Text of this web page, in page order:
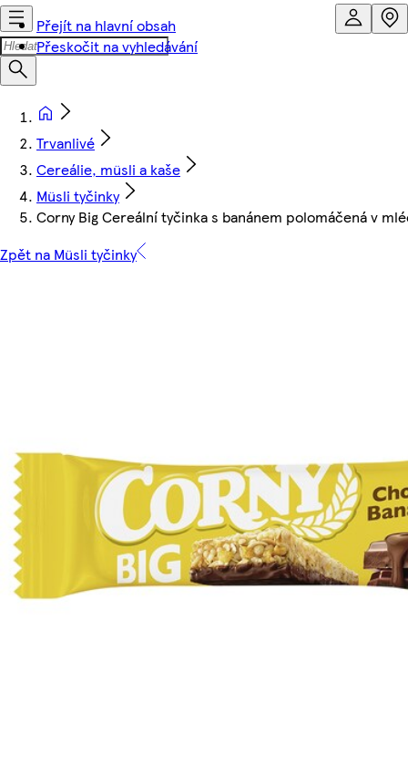
Přejít na hlavní obsah
Přeskočit na vyhledávání
Trvanlivé
Cereálie, müsli a kaše
Müsli tyčinky
Corny Big Cereální tyčinka s banánem polomáčená v
Zpět na Müsli tyčinky